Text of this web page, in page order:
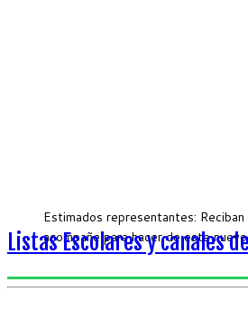
Estimados representantes:
acompañe para hacer de este
Listas Escolares y canales